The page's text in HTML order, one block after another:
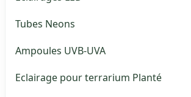
Tubes Neons
Ampoules UVB-UVA
Eclairage pour terrarium Planté